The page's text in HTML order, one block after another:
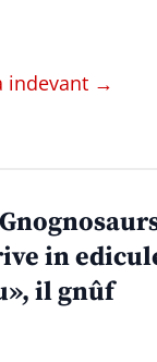
indevant →
in
il gnûf